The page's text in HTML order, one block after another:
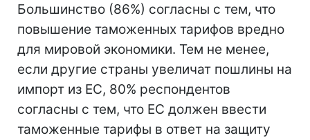
Большинство (86%) согласны с тем, что
повышение таможенных тарифов вредно
для мировой экономики. Тем не менее,
если другие страны увеличат пошлины на
импорт из ЕС, 80% респондентов
согласны с тем, что ЕС должен ввести
таможенные тарифы в ответ на защиту